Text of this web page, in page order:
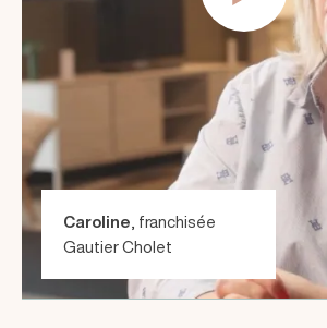
Caroline , franchisée
Gautier Cholet